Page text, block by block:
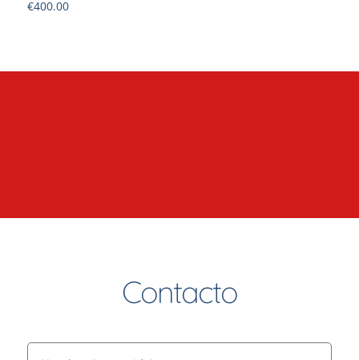
€400.00
Contacto